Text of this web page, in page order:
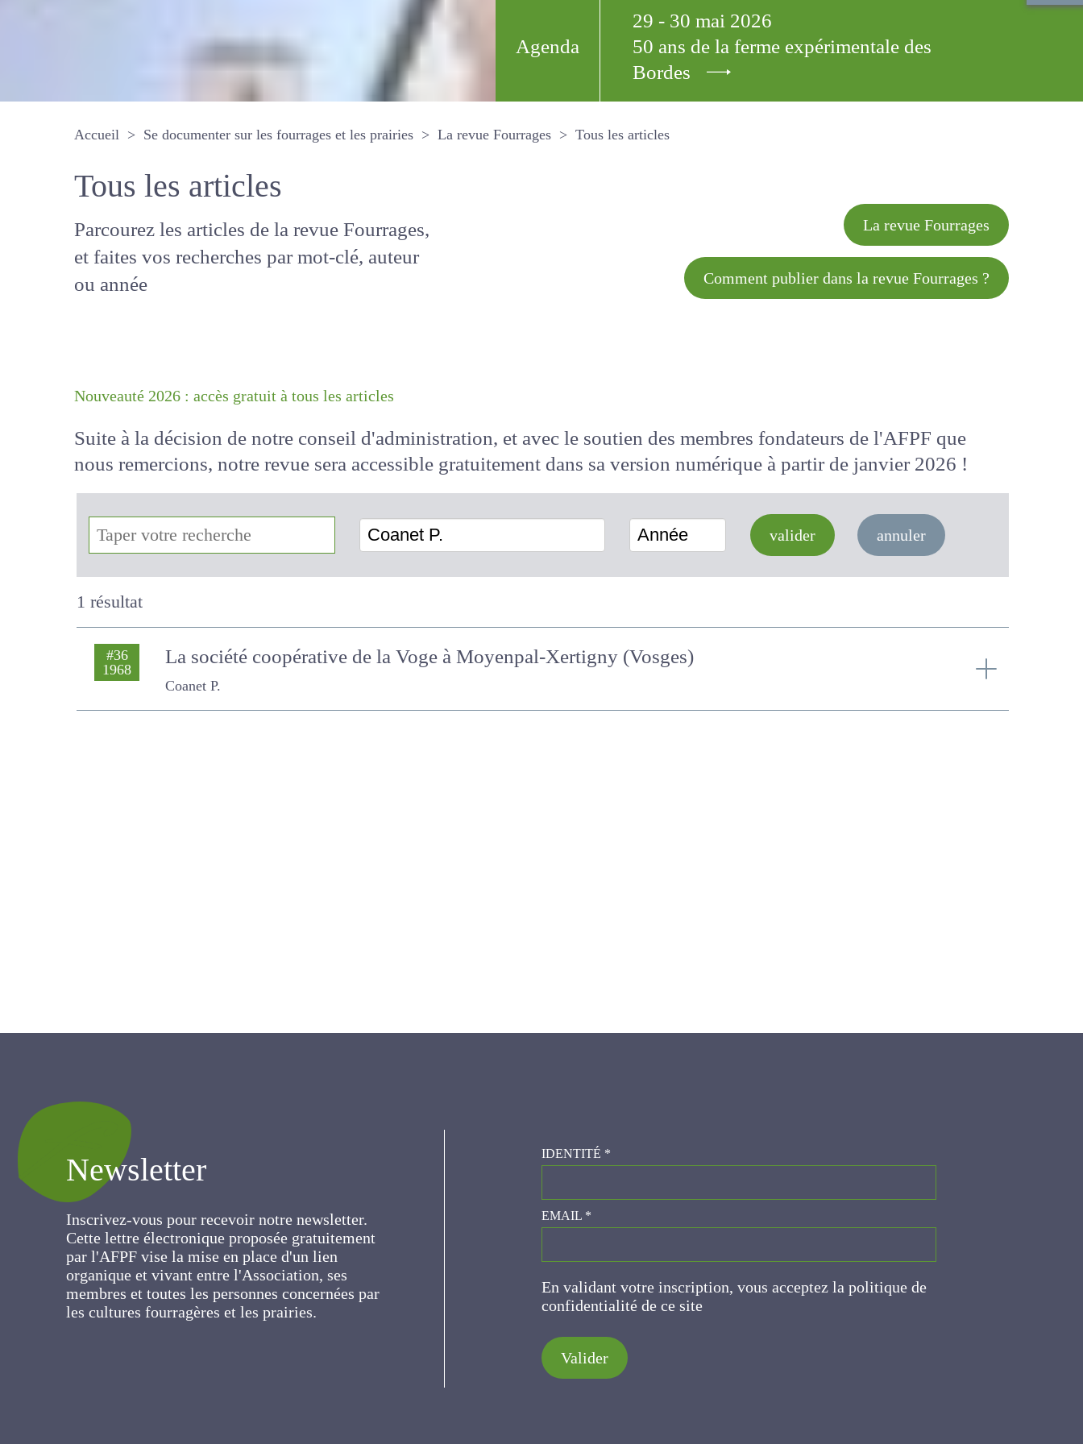
Agenda
29 - 30 mai 2026
50 ans de la ferme expérimentale des
Bordes
Accueil Se documenter sur les fourrages et les prairies La revue Fourrages Tous les articles
Tous les articles
Parcourez les articles de la revue
Fourrages, et faites vos recherches par
mot-clé, auteur ou année
La revue Fourrages
Comment publier dans la revue Fourrages ?
Suite à la décision de notre conseil d'administration, et avec le soutien des membres fondateurs de l'AFPF que
nous remercions, notre revue sera accessiblegratuitementdans sa version numériqueà partir de janvier 2026
!
Coanet P. Année valider annuler
1 résultat
#36
1968 La société coopérative de la Voge à Moyenpal-Xertigny (Vosges)
Coanet P.
Newsletter
Inscrivez-vous pour recevoir notre newsletter.
Cette lettre électronique proposée
gratuitement par l'AFPF vise la mise en place
d'un lien organique et vivant entre
l'Association, ses membres et toutes les
personnes concernées par les cultures
fourragères et les prairies.
IDENTITÉ*
EMAIL*
En validant votre inscription, vous acceptez la politique
de confidentialité de ce site
Valider